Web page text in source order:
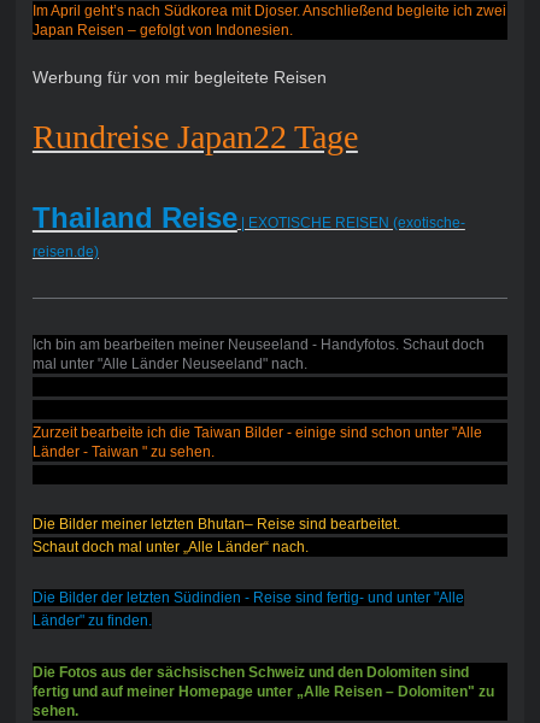
Im April geht’s nach Südkorea mit Djoser. Anschließend begleite ich zwei
Japan Reisen – gefolgt von Indonesien.
Werbung für von mir begleitete Reisen
Rundreise Japan22 Tage
Thailand Reise| EXOTISCHE REISEN (exotische-
reisen.de)
Ich bin am bearbeiten meiner Neuseeland - Handyfotos. Schaut doch
mal unter "Alle Länder Neuseeland" nach.
Zurzeit bearbeite ich die Taiwan Bilder - einige sind schon unter "Alle
Länder - Taiwan " zu sehen.
Die Bilder meiner letzten Bhutan– Reise sind bearbeitet.
Schaut doch mal unter „Alle Länder“ nach.
Die Bilder der letzten Südindien - Reise sind fertig- und unter "Alle
Länder" zu finden.
Die Fotos aus der sächsischen Schweiz und den Dolomiten sind
fertig und auf meiner Homepage unter „Alle Reisen – Dolomiten" zu
sehen.